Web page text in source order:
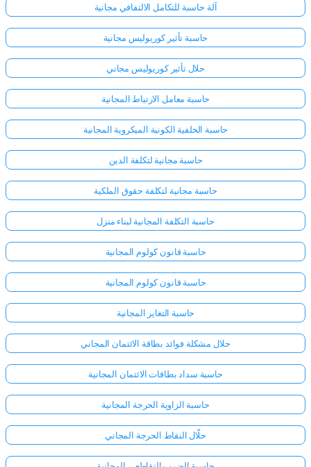
آلة حاسبة للتكامل الالتفافي مجانية
حاسبة تأثير كوريوليس مجانية
حلال تأثير كوريوليس مجاني
حاسبة معامل الارتباط المجانية
حاسبة الخلفية الكونية الميكروية المجانية
حاسبة مجانية لتكلفة الدين
حاسبة مجانية لتكلفة حقوق الملكية
حاسبة التكلفة المجانية لبناء منزل
حاسبة قانون كولوم المجانية
حاسبة قانون كولوم المجانية
حاسبة التغاير المجانية
حلال مشكلة فوائد بطاقة الائتمان المجاني
حاسبة سداد بطاقات الائتمان المجانية
حاسبة الزاوية الحرجة المجانية
حلّال النقاط الحرجة المجاني